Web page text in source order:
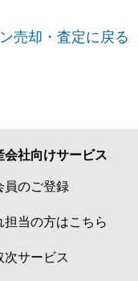
売却・査定に戻る
会社向けサービス
員のご登録
担当の方はこちら
次サービス